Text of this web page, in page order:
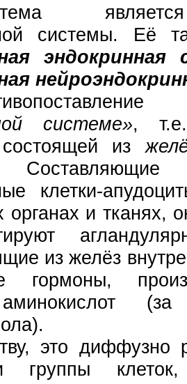
системы. Её
эндокринная
системе»,
состоящей из
Составляющие
клетки-
органах и тканях,
из желёз
гормоны,
(за
это диффузно
группы клеток,